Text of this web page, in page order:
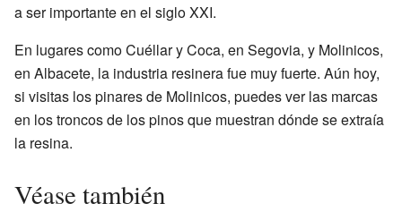
a ser importante en el siglo XXI.
En lugares como Cuéllar y Coca, en Segovia, y Molinicos,
en Albacete, la industria resinera fue muy fuerte. Aún hoy,
si visitas los pinares de Molinicos, puedes ver las marcas
en los troncos de los pinos que muestran dónde se extraía
la resina.
Véase también